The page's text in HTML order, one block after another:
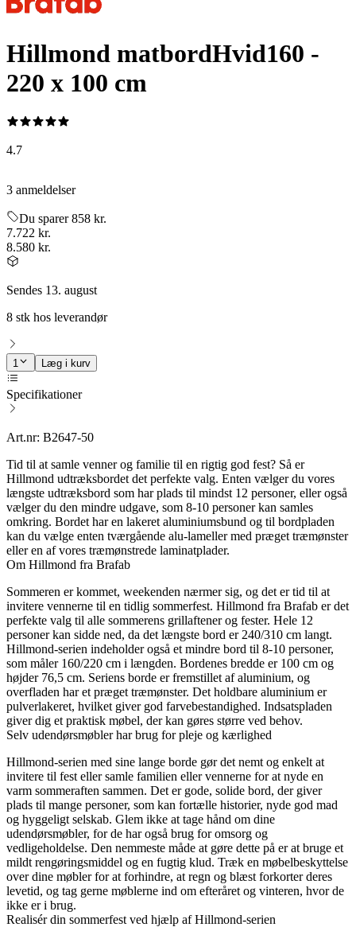
Hillmond matbordHvid160 -
220 x 100 cm
4.7
3 anmeldelser
Du sparer 858 kr.
7.722 kr.
8.580 kr.
Sendes 13. august
8 stk hos leverandør
1 Læg i kurv
Specifikationer
Art.nr: B2647-50
Tid til at samle venner og familie til en rigtig god fest? Så er
Hillmond udtræksbordet det perfekte valg. Enten vælger du vores
længste udtræksbord som har plads til mindst 12 personer, eller også
vælger du den mindre udgave, som 8-10 personer kan samles
omkring. Bordet har en lakeret aluminiumsbund og til bordpladen
kan du vælge enten tværgående alu-lameller med præget træmønster
eller en af ​​vores træmønstrede laminatplader.
Om Hillmond fra Brafab
Sommeren er kommet, weekenden nærmer sig, og det er tid til at
invitere vennerne til en tidlig sommerfest. Hillmond fra Brafab er det
perfekte valg til alle sommerens grillaftener og fester. Hele 12
personer kan sidde ned, da det længste bord er 240/310 cm langt.
Hillmond-serien indeholder også et mindre bord til 8-10 personer,
som måler 160/220 cm i længden. Bordenes bredde er 100 cm og
højder 76,5 cm. Seriens borde er fremstillet af aluminium, og
overfladen har et præget træmønster. Det holdbare aluminium er
pulverlakeret, hvilket giver god farvebestandighed. Indsatspladen
giver dig et praktisk møbel, der kan gøres større ved behov.
Selv udendørsmøbler har brug for pleje og kærlighed
Hillmond-serien med sine lange borde gør det nemt og enkelt at
invitere til fest eller samle familien eller vennerne for at nyde en
varm sommeraften sammen. Det er gode, solide bord, der giver
plads til mange personer, som kan fortælle historier, nyde god mad
og hyggeligt selskab. Glem ikke at tage hånd om dine
udendørsmøbler, for de har også brug for omsorg og
vedligeholdelse. Den nemmeste måde at gøre dette på er at bruge et
mildt rengøringsmiddel og en fugtig klud. Træk en møbelbeskyttelse
over dine møbler for at forhindre, at regn og blæst forkorter deres
levetid, og tag gerne møblerne ind om efteråret og vinteren, hvor de
ikke er i brug.
Realisér din sommerfest ved hjælp af Hillmond-serien